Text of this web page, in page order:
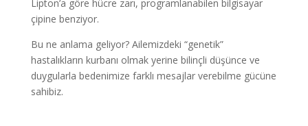
Lipton’a göre hücre zarı, programlanabilen bilgisayar
çipine benziyor.
Bu ne anlama geliyor? Ailemizdeki “genetik”
hastalıkların kurbanı olmak yerine bilinçli düşünce ve
duygularla bedenimize farklı mesajlar verebilme gücüne
sahibiz.